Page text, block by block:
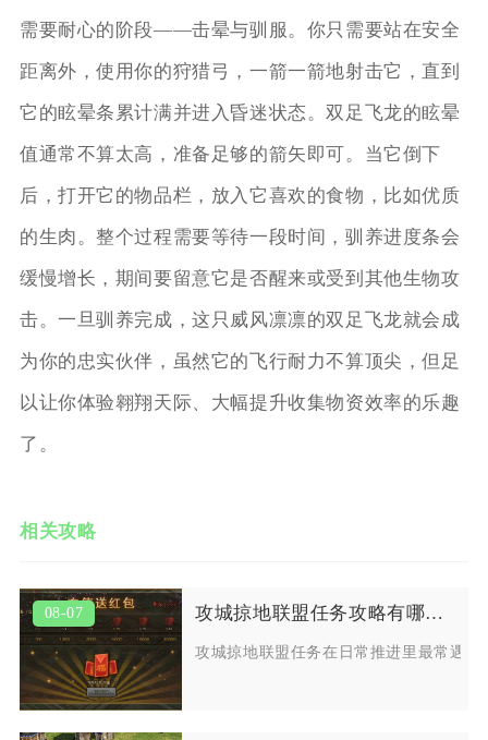
需要耐心的阶段——击晕与驯服。你只需要站在安全
距离外，使用你的狩猎弓，一箭一箭地射击它，直到
它的眩晕条累计满并进入昏迷状态。双足飞龙的眩晕
值通常不算太高，准备足够的箭矢即可。当它倒下
后，打开它的物品栏，放入它喜欢的食物，比如优质
的生肉。整个过程需要等待一段时间，驯养进度条会
缓慢增长，期间要留意它是否醒来或受到其他生物攻
击。一旦驯养完成，这只威风凛凛的双足飞龙就会成
为你的忠实伙伴，虽然它的飞行耐力不算顶尖，但足
以让你体验翱翔天际、大幅提升收集物资效率的乐趣
了。
相关攻略
08-07 攻城掠地联盟任务攻略有哪些常见问题
攻城掠地联盟任务在日常推进里最常遇